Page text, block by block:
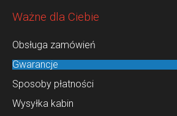
Ważne dla Ciebie
Obsługa zamówień
Gwarancje
Sposoby płatności
Wysyłka kabin